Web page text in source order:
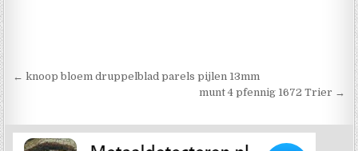
Berichtnavigatie
← knoop bloem druppelblad parels pijlen 13mm
munt 4 pfennig 1672 Trier →